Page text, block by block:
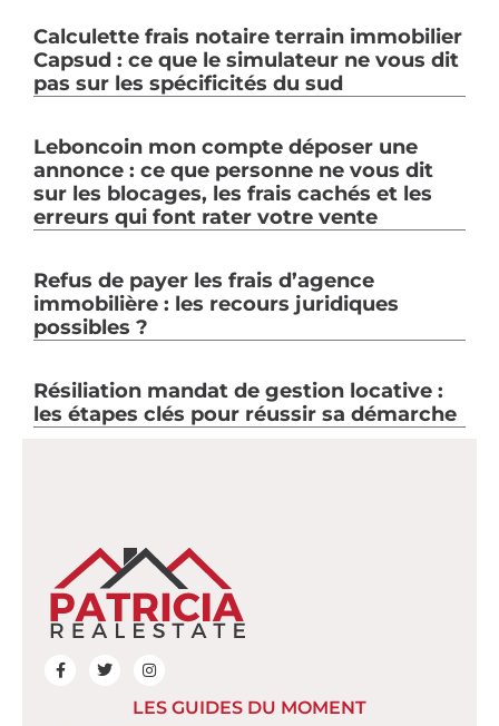
Calculette frais notaire terrain immobilier
Capsud : ce que le simulateur ne vous dit
pas sur les spécificités du sud
Leboncoin mon compte déposer une
annonce : ce que personne ne vous dit
sur les blocages, les frais cachés et les
erreurs qui font rater votre vente
Refus de payer les frais d’agence
immobilière : les recours juridiques
possibles ?
Résiliation mandat de gestion locative :
les étapes clés pour réussir sa démarche
LES GUIDES DU MOMENT